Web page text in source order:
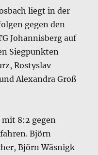
liegt in der
gegen den
Johannisberg auf
Siegpunkten
Rostyslav
Alexandra Groß
8:2 gegen
Björn
Björn Wäsnigk